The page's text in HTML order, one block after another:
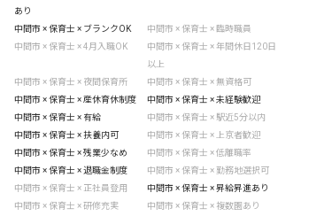
あり
中間市 × 保育士 × ブランクOK
中間市 × 保育士 × 臨時職員
中間市 × 保育士 × 4月入職OK
中間市 × 保育士 × 年間休日120日
以上
中間市 × 保育士 × 夜間保育所
中間市 × 保育士 × 無資格可
中間市 × 保育士 × 産休育休制度
中間市 × 保育士 × 未経験歓迎
中間市 × 保育士 × 有給
中間市 × 保育士 × 駅近5分以内
中間市 × 保育士 × 扶養内可
中間市 × 保育士 × 上京者歓迎
中間市 × 保育士 × 残業少なめ
中間市 × 保育士 × 低離職率
中間市 × 保育士 × 退職金制度
中間市 × 保育士 × 勤務地選択可
中間市 × 保育士 × 正社員登用
中間市 × 保育士 × 昇給昇進あり
中間市 × 保育士 × 研修充実
中間市 × 保育士 × 複数園あり